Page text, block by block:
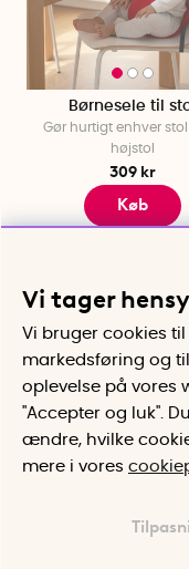
Børnesele til
Gør hurtigt enhver stol
højstol
309 kr
Køb
Vi tager
Vi bruger cookies
markedsføring og
oplevelse på vores
"Accepter og luk".
ændre, hvilke
mere i vores